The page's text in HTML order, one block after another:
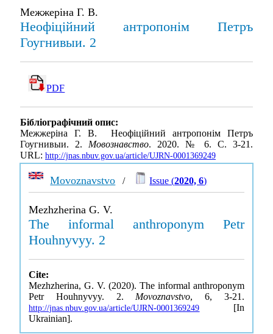
Межжеріна Г. В.
Неофіційний антропонім Петръ
Гоугнивыи. 2
PDF
Бібліографічний опис:
Межжеріна Г. В. Неофіційний антропонім Петръ
Гоугнивыи. 2. Мовознавство. 2020. № 6. С. 3-21.
URL: http://jnas.nbuv.gov.ua/article/UJRN-0001369249
Movoznavstvo / Issue (2020, 6)
Mezhzherina G. V.
The informal anthroponym Petr
Houhnyvyy. 2
Cite:
Mezhzherina, G. V. (2020). The informal anthroponym
Petr Houhnyvyy. 2. Movoznavstvo, 6, 3-21.
http://jnas.nbuv.gov.ua/article/UJRN-0001369249 [In
Ukrainian].